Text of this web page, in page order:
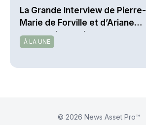
La Grande Interview de Pierre-
Marie de Forville et d’Ariane
Darmon (Ivesta)
À LA UNE
© 2026 News Asset Pro™